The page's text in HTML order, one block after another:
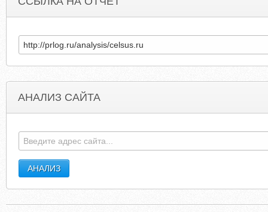
АНАЛИЗ САЙТА